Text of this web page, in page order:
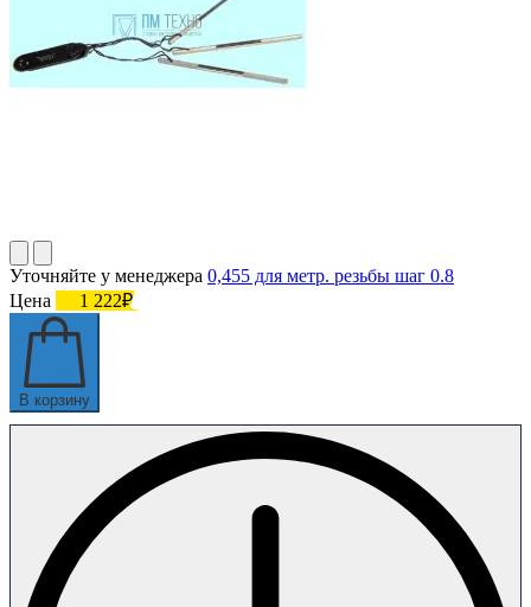
Уточняйте у менеджера 0,455 для метр. резьбы шаг 0.8
Цена
1 222₽
В корзину